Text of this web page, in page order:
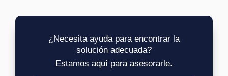
¿Necesita ayuda para encontrar la
solución adecuada?
Estamos aquí para asesorarle.